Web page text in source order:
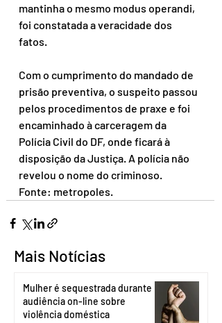
mantinha o mesmo modus operandi,
foi constatada a veracidade dos
fatos.
Com o cumprimento do mandado de
prisão preventiva, o suspeito passou
pelos procedimentos de praxe e foi
encaminhado à carceragem da
Polícia Civil do DF, onde ficará à
disposição da Justiça. A polícia não
revelou o nome do criminoso.
Fonte: metropoles.
Mais Notícias
Mulher é sequestrada durante
audiência on-line sobre
violência doméstica